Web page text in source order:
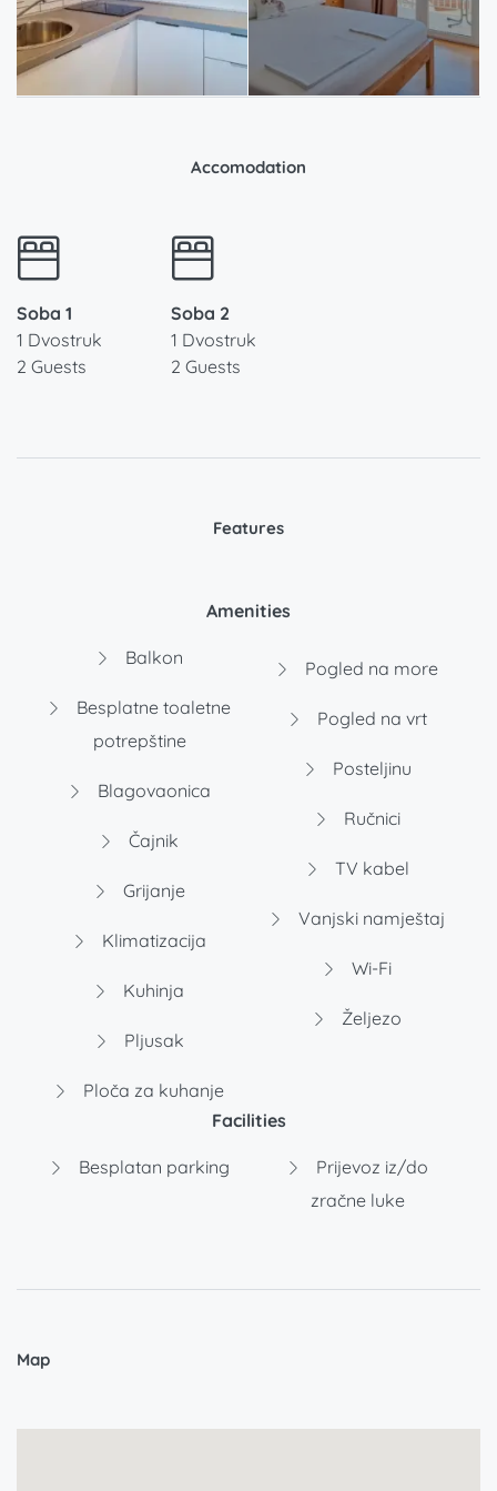
Accomodation
Soba 1
1 Dvostruk
2 Guests
Soba 2
1 Dvostruk
2 Guests
Features
Amenities
Balkon
Besplatne toaletne
potrepštine
Blagovaonica
Čajnik
Grijanje
Klimatizacija
Kuhinja
Pljusak
Ploča za kuhanje
Pogled na more
Pogled na vrt
Posteljinu
Ručnici
TV kabel
Vanjski namještaj
Wi-Fi
Željezo
Facilities
Besplatan parking
Prijevoz iz/do
zračne luke
Map